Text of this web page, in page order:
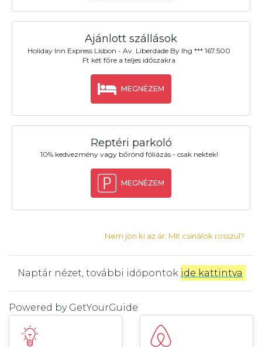
Ajánlott szállások
Holiday Inn Express Lisbon - Av. Liberdade By Ihg *** 167.500
Ft két főre a teljes időszakra
MEGNÉZEM
Reptéri parkoló
10% kedvezmény vagy bőrönd fóliázás - csak nektek!
MEGNÉZEM
Nem jön ki az ár. Mit csinálok rosszul?
Naptár nézet, további időpontok ide kattintva
Powered by GetYourGuide